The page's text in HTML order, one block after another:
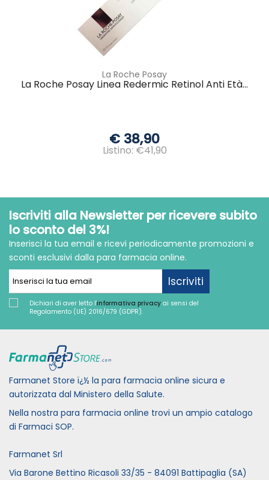
La Roche Posay
La Roche Posay Linea Redermic Retinol Anti Età...
€ 38,90
Listino: €41,90
Iscriviti alla Newsletter per ricevere subito
lo sconto del 3%!
Inserisci la tua email e ricevi periodicamente promozioni e
sconti esclusivi dalla para farmacia online.
Iscriviti
Dichiari di aver letto l'informativa privacy ai sensi del
Regolamento (UE) 2016/679 (GDPR).
Farmanet Store ï¿½ la para farmacia online sicura e
autorizzata dal Ministero della Salute.
Nella nostra para farmacia online trovi un ampio catalogo
di Farmaci SOP.
Farmanet Srl
Via Barone Bettino Ricasoli 33/35 - 84091 Battipaglia (SA)